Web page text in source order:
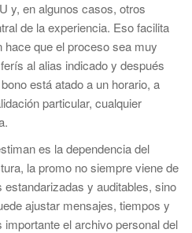
y, en algunos casos, otros
de la experiencia. Eso facilita
hace que el proceso sea muy
al alias indicado y después
está atado a un horario, a
particular, cualquier
es la dependencia del
la promo no siempre viene de
y auditables, sino
ajustar mensajes, tiempos y
el archivo personal del